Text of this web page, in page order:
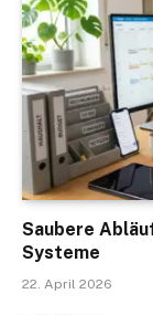
Saubere
Systeme
22. April 2026